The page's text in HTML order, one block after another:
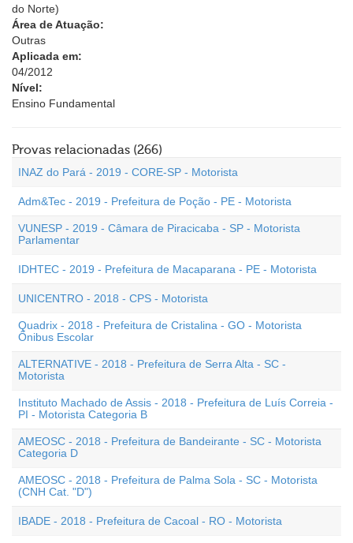
do Norte)
Área de Atuação:
Outras
Aplicada em:
04/2012
Nível:
Ensino Fundamental
Provas relacionadas (266)
INAZ do Pará - 2019 - CORE-SP - Motorista
Adm&Tec - 2019 - Prefeitura de Poção - PE - Motorista
VUNESP - 2019 - Câmara de Piracicaba - SP - Motorista
Parlamentar
IDHTEC - 2019 - Prefeitura de Macaparana - PE - Motorista
UNICENTRO - 2018 - CPS - Motorista
Quadrix - 2018 - Prefeitura de Cristalina - GO - Motorista
Ônibus Escolar
ALTERNATIVE - 2018 - Prefeitura de Serra Alta - SC -
Motorista
Instituto Machado de Assis - 2018 - Prefeitura de Luís Correia -
PI - Motorista Categoria B
AMEOSC - 2018 - Prefeitura de Bandeirante - SC - Motorista
Categoria D
AMEOSC - 2018 - Prefeitura de Palma Sola - SC - Motorista
(CNH Cat. "D")
IBADE - 2018 - Prefeitura de Cacoal - RO - Motorista